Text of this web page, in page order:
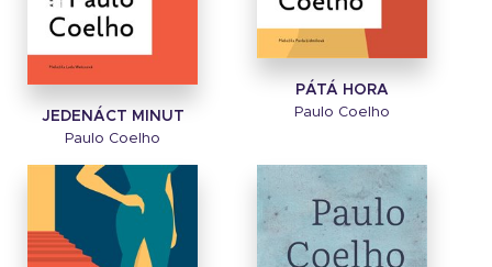
JEDENÁCT MINUT
Paulo Coelho
PÁTÁ HORA
Paulo Coelho